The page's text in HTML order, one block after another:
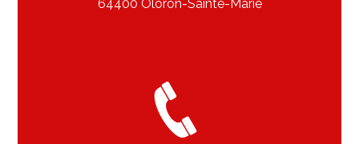
64400 Oloron-Sainte-Marie